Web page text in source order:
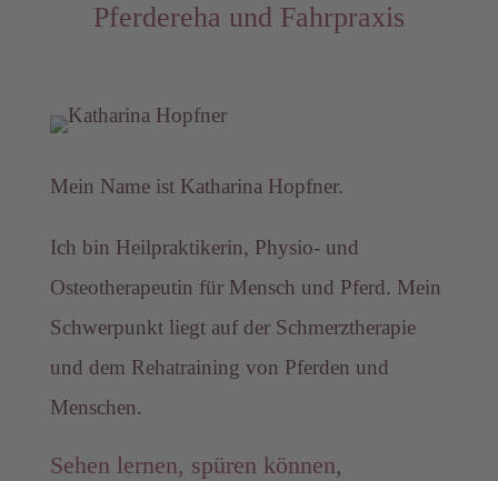
Pferdereha und Fahrpraxis
Mein Name ist Katharina Hopfner.
Ich bin Heilpraktikerin, Physio- und
Osteotherapeutin für Mensch und Pferd. Mein
Schwerpunkt liegt auf der Schmerztherapie
und dem Rehatraining von Pferden und
Menschen.
Sehen lernen, spüren können,